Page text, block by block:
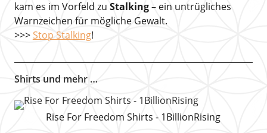
kam es im Vorfeld zu Stalking– ein untrügliches
Warnzeichen für mögliche Gewalt.
>>> Stop Stalking!
Shirts und mehr …
Rise For Freedom Shirts - 1BillionRising